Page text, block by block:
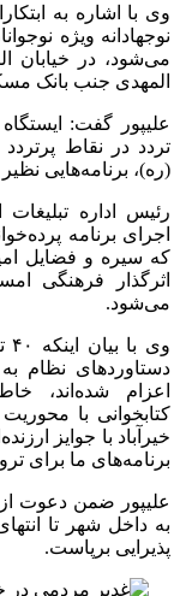
وی با اشاره به
نوجهادانه ویژه
المهدی جنب بانک
علیپور گفت:
تردد در نقاط
(ره)، برنامه‌هایی
رئیس اداره
اجرای برنامه
که سیره و فضایل
اثرگذار فرهنگی
می‌شود.
دستاوردهای نظام
اعزام شده‌اند،
کتابخوانی با
برنامه‌های ما برای
علیپور ضمن دعوت
به داخل شهر تا
پذیرایی برپاست.